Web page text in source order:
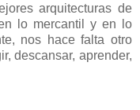
arquitecturas de
lo mercantil y en lo
nos hace falta otro
descansar, aprender,